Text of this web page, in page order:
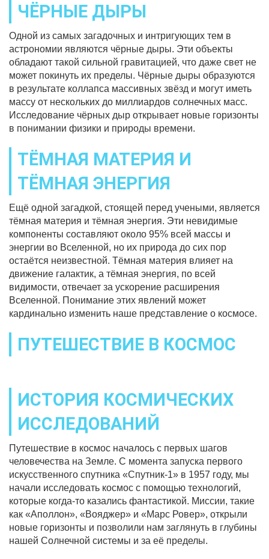
ЧЁРНЫЕ ДЫРЫ
Одной из самых загадочных и интригующих тем в
астрономии являются чёрные дыры. Эти объекты
обладают такой сильной гравитацией, что даже свет не
может покинуть их пределы. Чёрные дыры образуются
в результате коллапса массивных звёзд и могут иметь
массу от нескольких до миллиардов солнечных масс.
Исследование чёрных дыр открывает новые горизонты
в понимании физики и природы времени.
ТЁМНАЯ МАТЕРИЯ И
ТЁМНАЯ ЭНЕРГИЯ
Ещё одной загадкой, стоящей перед учеными, является
тёмная материя и тёмная энергия. Эти невидимые
компоненты составляют около 95% всей массы и
энергии во Вселенной, но их природа до сих пор
остаётся неизвестной. Тёмная материя влияет на
движение галактик, а тёмная энергия, по всей
видимости, отвечает за ускорение расширения
Вселенной. Понимание этих явлений может
кардинально изменить наше представление о космосе.
ПУТЕШЕСТВИЕ В КОСМОС
ИСТОРИЯ КОСМИЧЕСКИХ
ИССЛЕДОВАНИЙ
Путешествие в космос началось с первых шагов
человечества на Земле. С момента запуска первого
искусственного спутника «Спутник-1» в 1957 году, мы
начали исследовать космос с помощью технологий,
которые когда-то казались фантастикой. Миссии, такие
как «Аполлон», «Вояджер» и «Марс Ровер», открыли
новые горизонты и позволили нам заглянуть в глубины
нашей Солнечной системы и за её пределы.